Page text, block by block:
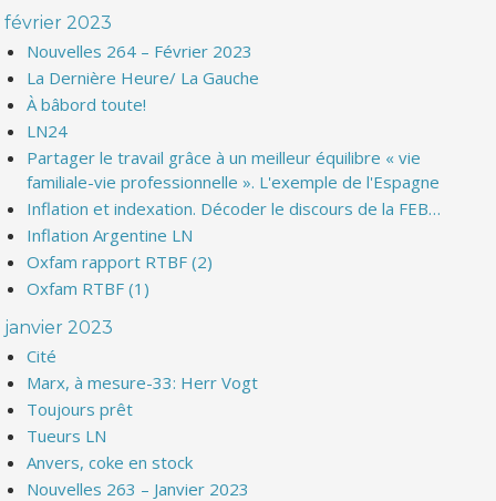
février 2023
Nouvelles 264 – Février 2023
La Dernière Heure/ La Gauche
À bâbord toute!
LN24
Partager le travail grâce à un meilleur équilibre « vie
familiale-vie professionnelle ». L'exemple de l'Espagne
Inflation et indexation. Décoder le discours de la FEB…
Inflation Argentine LN
Oxfam rapport RTBF (2)
Oxfam RTBF (1)
janvier 2023
Cité
Marx, à mesure-33: Herr Vogt
Toujours prêt
Tueurs LN
Anvers, coke en stock
Nouvelles 263 – Janvier 2023